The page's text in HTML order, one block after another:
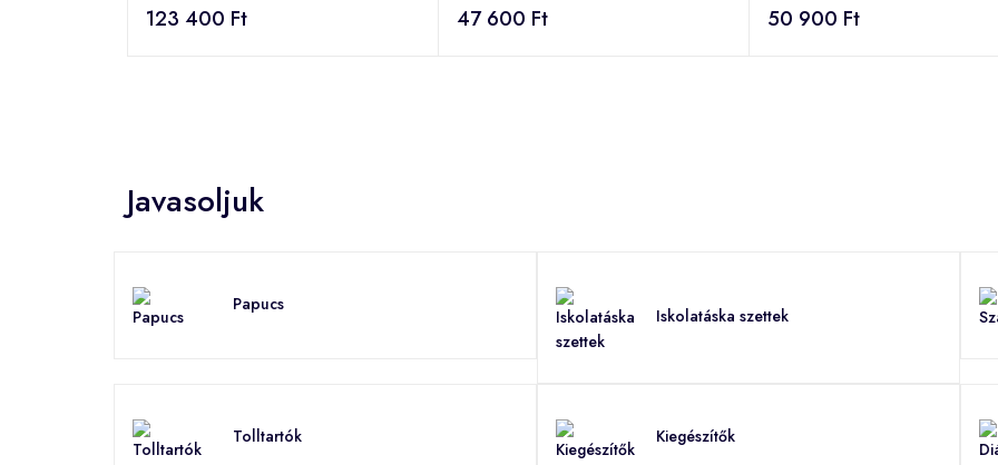
123 400 Ft 47 600 Ft 50 900 Ft
Javasoljuk
Papucs
Iskolatáska szettek
Tolltartók Kiegészítők